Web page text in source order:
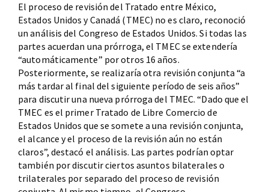
El proceso de revisión del Tratado entre México,
Estados Unidos y Canadá (TMEC) no es claro, reconoció
un análisis del Congreso de Estados Unidos. Si todas las
partes acuerdan una prórroga, el TMEC se extendería
“automáticamente” por otros 16 años.
Posteriormente, se realizaría otra revisión conjunta “a
más tardar al final del siguiente período de seis años”
para discutir una nueva prórroga del TMEC. “Dado que el
TMEC es el primer Tratado de Libre Comercio de
Estados Unidos que se somete a una revisión conjunta,
el alcance y el proceso de la revisión aún no están
claros”, destacó el análisis. Las partes podrían optar
también por discutir ciertos asuntos bilaterales o
trilaterales por separado del proceso de revisión